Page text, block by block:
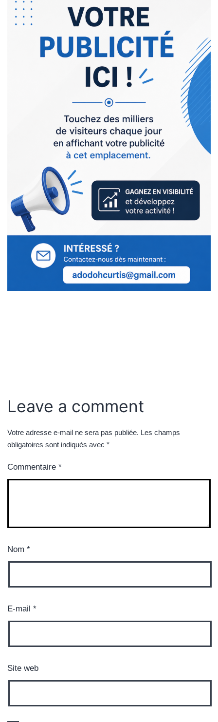
Leave a comment
Votre adresse e-mail ne sera pas publiée. Les champs
obligatoires sont indiqués avec *
Commentaire *
Nom *
E-mail *
Site web